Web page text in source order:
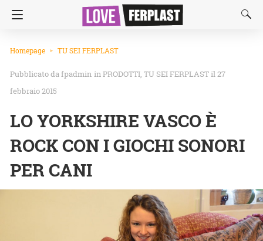
Homepage TU SEI FERPLAST
fpadmin inPRODOTTI TU SEI FERPLASTil 27
febbraio 2015
LO YORKSHIRE VASCO È
ROCK CON I GIOCHI SONORI
PER CANI